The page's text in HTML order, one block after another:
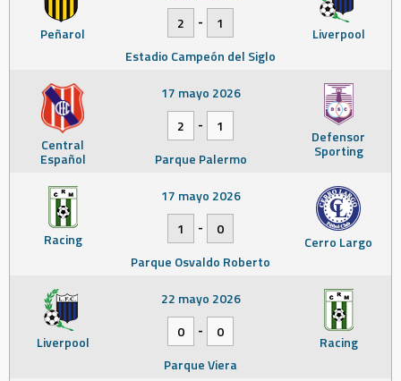
Peñarol Liverpool
2
-
1
Estadio Campeón del Siglo
Central
Español
Defensor
Sporting
17 mayo 2026
2
-
1
Parque Palermo
Racing Cerro Largo
17 mayo 2026
1
-
0
Parque Osvaldo Roberto
Liverpool Racing
22 mayo 2026
0
-
0
Parque Viera